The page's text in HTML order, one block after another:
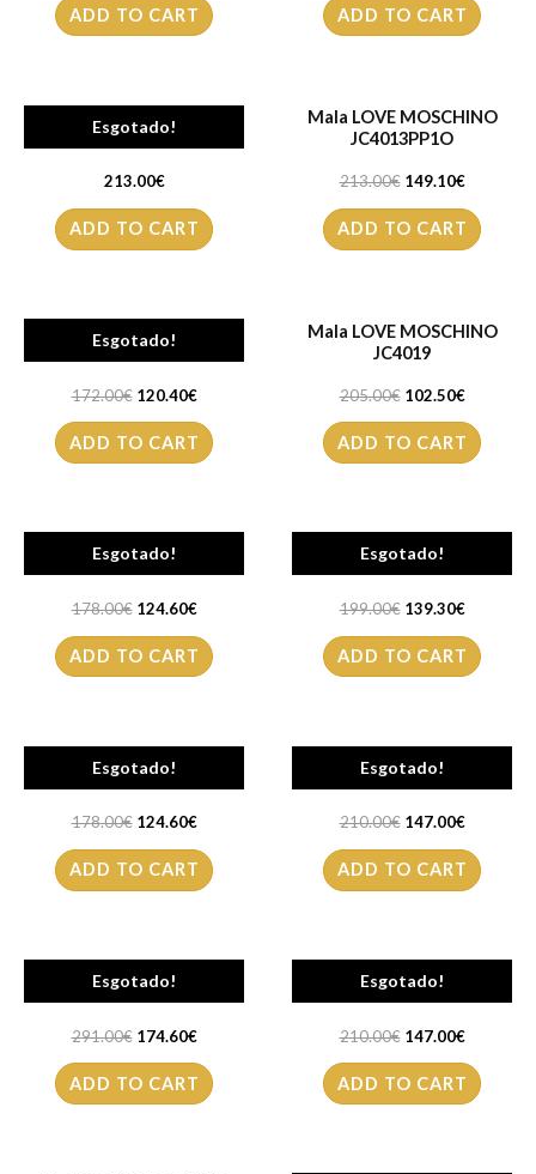
ADD TO CART ADD TO CART
Esgotado!
Mala LOVE MOSCHINO
JC4000
213.00€
ADD TO CART
Mala LOVE MOSCHINO
JC4013PP1O
213.00€ 149.10€
ADD TO CART
Esgotado!
Mala LOVE MOSCHINO
JC4014PP1O
172.00€ 120.40€
ADD TO CART
Mala LOVE MOSCHINO
JC4019
205.00€ 102.50€
ADD TO CART
Esgotado!
Mala LOVE MOSCHINO
JC4043PP1O
178.00€ 124.60€
ADD TO CART
Esgotado!
Mala LOVE MOSCHINO
JC4044PP1O
199.00€ 139.30€
ADD TO CART
Esgotado!
Mala LOVE MOSCHINO
JC4061PP1O
178.00€ 124.60€
ADD TO CART
Esgotado!
Mala LOVE MOSCHINO
JC4067PP1O
210.00€ 147.00€
ADD TO CART
Esgotado!
Mala LOVE MOSCHINO
JC4070
291.00€ 174.60€
ADD TO CART
Esgotado!
Mala LOVE MOSCHINO
JC4078PP1O
210.00€ 147.00€
ADD TO CART